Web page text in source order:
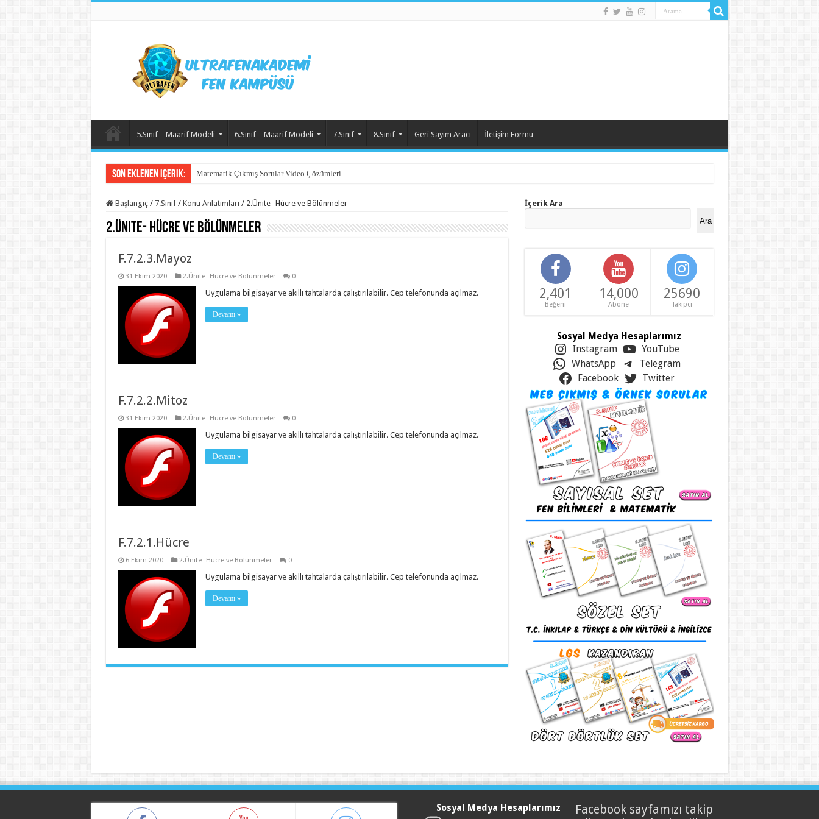
5.Sınıf – Maarif Modeli 6.Sınıf – Maarif Modeli 7.Sınıf 8.Sınıf Geri Sayım Aracı İletişim Formu
Son Eklenen içerik: Matematik Çıkmış Sorular Video Çözümleri
Başlangıç / 7.Sınıf / Konu Anlatımları / 2.Ünite- Hücre ve Bölünmeler
2.Ünite- Hücre ve Bölünmeler
F.7.2.3.Mayoz
31 Ekim 2020 2.Ünite- Hücre ve Bölünmeler 0
Uygulama bilgisayar ve akıllı tahtalarda çalıştırılabilir. Cep telefonunda açılmaz.
Devamı »
F.7.2.2.Mitoz
31 Ekim 2020 2.Ünite- Hücre ve Bölünmeler 0
Uygulama bilgisayar ve akıllı tahtalarda çalıştırılabilir. Cep telefonunda açılmaz.
Devamı »
F.7.2.1.Hücre
6 Ekim 2020 2.Ünite- Hücre ve Bölünmeler 0
Uygulama bilgisayar ve akıllı tahtalarda çalıştırılabilir. Cep telefonunda açılmaz.
Devamı »
İçerik Ara
Ara
2,401
Beğeni
14,000
Abone
25690
Takipci
Sosyal Medya Hesaplarımız
Instagram
YouTube
WhatsApp
Telegram
Facebook
Twitter
Sosyal Medya Hesaplarımız
Facebook sayfamızı takip